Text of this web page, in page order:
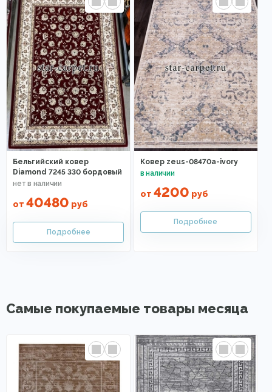
Бельгийский ковер
Diamond 7245 330 бордовый
от 40480 руб
Ковер zeus-08470a-ivory
от 4200 руб
Самые покупаемые товары месяца